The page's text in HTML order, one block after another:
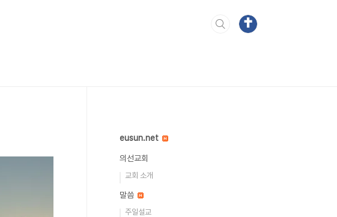
eusun.net
의선교회
교회 소개
말씀
주일설교